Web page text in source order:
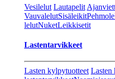
Vesilelut Lautapelit
VauvalelutSisäleikit
lelutNuketLeikkisetit
Lastentarvikkeet
Lasten kylpytuotteet Lasten